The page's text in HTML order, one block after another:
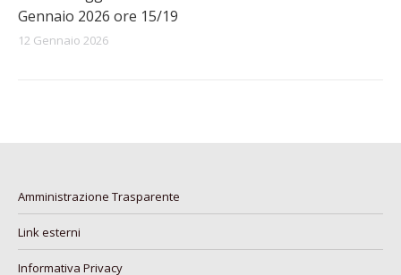
Gennaio 2026 ore 15/19
12 Gennaio 2026
Amministrazione Trasparente
Link esterni
Informativa Privacy